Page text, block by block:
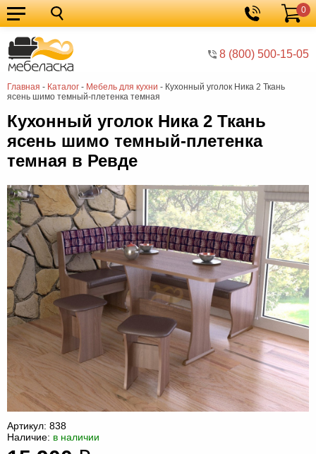
8 (800) 500-15-05
Корзина
0
Главная - Каталог - Мебель для кухни - Кухонный уголок Ника 2 Ткань
ясень шимо темный-плетенка темная
Кухонные
гарнитуры
Мебель
для
кухни
Мебель
для
спальни
Кровати
Шкафы
Диваны
Мягкая
мебель
Детская
мебель
Мебель
в
гостиную
Мебель
для
прихожей
Столы
Комоды
Офисная
мебель
Столы
компьютер
Мебель
для
ванной
Мебель
трансформер
Матрасы
Кухонный уголок Ника 2 Ткань
ясень шимо темный-плетенка
темная в Ревде
Артикул: 838
Наличие: в наличии